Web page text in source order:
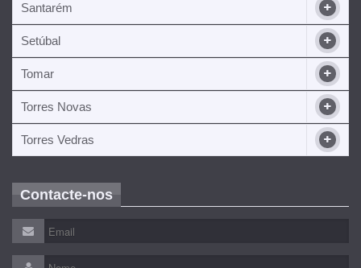
Santarém
Setúbal
Tomar
Torres Novas
Torres Vedras
Contacte-nos